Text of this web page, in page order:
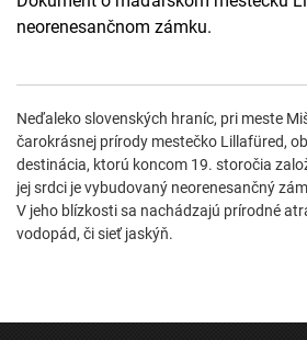
neorenesančnom zámku.
Neďaleko slovenských hraníc, pri meste
čarokrásnej prírody mestečko Lillafüred,
destinácia, ktorú koncom 19. storočia
jej srdci je vybudovaný neorenesančný
V jeho blízkosti sa nachádzajú prírodné
vodopád, či sieť jaskýň.